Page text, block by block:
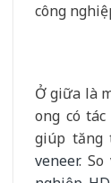
Ở giữa là
ong có
giúp tăng
veneer.